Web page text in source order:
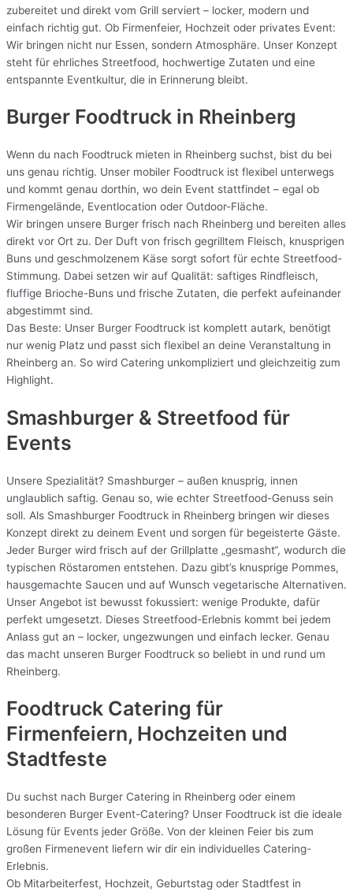
zubereitet und direkt vom Grill serviert – locker, modern und
einfach richtig gut. Ob Firmenfeier, Hochzeit oder privates Event:
Wir bringen nicht nur Essen, sondern Atmosphäre. Unser Konzept
steht für ehrliches Streetfood, hochwertige Zutaten und eine
entspannte Eventkultur, die in Erinnerung bleibt.
Burger Foodtruck in Rheinberg
Wenn du nach Foodtruck mieten in Rheinberg suchst, bist du bei
uns genau richtig. Unser mobiler Foodtruck ist flexibel unterwegs
und kommt genau dorthin, wo dein Event stattfindet – egal ob
Firmengelände, Eventlocation oder Outdoor-Fläche.
Wir bringen unsere Burger frisch nach Rheinberg und bereiten alles
direkt vor Ort zu. Der Duft von frisch gegrilltem Fleisch, knusprigen
Buns und geschmolzenem Käse sorgt sofort für echte Streetfood-
Stimmung. Dabei setzen wir auf Qualität: saftiges Rindfleisch,
fluffige Brioche-Buns und frische Zutaten, die perfekt aufeinander
abgestimmt sind.
Das Beste: Unser Burger Foodtruck ist komplett autark, benötigt
nur wenig Platz und passt sich flexibel an deine Veranstaltung in
Rheinberg an. So wird Catering unkompliziert und gleichzeitig zum
Highlight.
Smashburger & Streetfood für
Events
Unsere Spezialität? Smashburger – außen knusprig, innen
unglaublich saftig. Genau so, wie echter Streetfood-Genuss sein
soll. Als Smashburger Foodtruck in Rheinberg bringen wir dieses
Konzept direkt zu deinem Event und sorgen für begeisterte Gäste.
Jeder Burger wird frisch auf der Grillplatte „gesmasht“, wodurch die
typischen Röstaromen entstehen. Dazu gibt’s knusprige Pommes,
hausgemachte Saucen und auf Wunsch vegetarische Alternativen.
Unser Angebot ist bewusst fokussiert: wenige Produkte, dafür
perfekt umgesetzt. Dieses Streetfood-Erlebnis kommt bei jedem
Anlass gut an – locker, ungezwungen und einfach lecker. Genau
das macht unseren Burger Foodtruck so beliebt in und rund um
Rheinberg.
Foodtruck Catering für
Firmenfeiern, Hochzeiten und
Stadtfeste
Du suchst nach Burger Catering in Rheinberg oder einem
besonderen Burger Event-Catering? Unser Foodtruck ist die ideale
Lösung für Events jeder Größe. Von der kleinen Feier bis zum
großen Firmenevent liefern wir dir ein individuelles Catering-
Erlebnis.
Ob Mitarbeiterfest, Hochzeit, Geburtstag oder Stadtfest in